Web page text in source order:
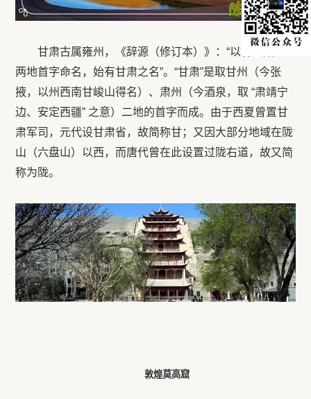
甘肃古属雍州，《辞源（修订本）》：“以甘州肃州
两地首字命名，始有甘肃之名”。“甘肃”是取甘州（今张
掖，以州西南甘峻山得名）、肃州（今酒泉，取 “肃靖宁
边、安定西疆” 之意）二地的首字而成。由于西夏曾置甘
肃军司，元代设甘肃省，故简称甘；又因大部分地域在陇
山（六盘山）以西，而唐代曾在此设置过陇右道，故又简
称为陇。
敦煌莫高窟